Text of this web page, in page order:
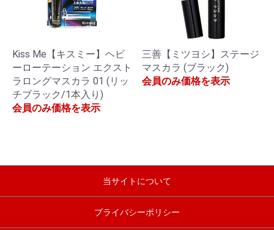
Kiss Me【キスミー】ヘビ
ーローテーション エクスト
ラロングマスカラ 01 (リッ
チブラック/1本入り)
会員のみ価格を表示
三善【ミツヨシ】ステージ
マスカラ (ブラック)
会員のみ価格を表示
当サイトについて
プライバシーポリシー